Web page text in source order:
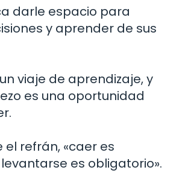
darle espacio para
y aprender de sus
viaje de aprendizaje, y
es una oportunidad
el refrán, «caer es
es obligatorio».